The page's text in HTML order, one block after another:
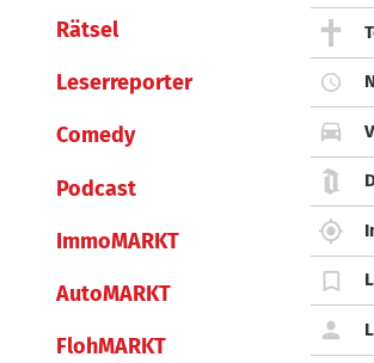
Rätsel
Leserreporter
Comedy
Podcast
ImmoMARKT
AutoMARKT
FlohMARKT